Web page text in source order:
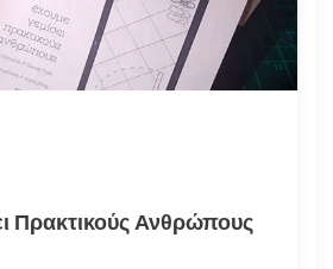
Πρακτικούς Ανθρώπους